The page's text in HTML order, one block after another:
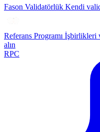
Fason Validatörlük Kendi
Referans Programı İşbirlikleri
alın
RPC